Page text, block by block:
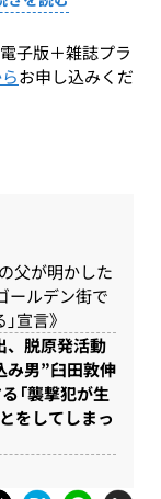
子版＋雑誌プラ
お申し込みくだ
父が明かした
ールデン街で
宣言》
、脱原発活動
男”臼田敦伸
「襲撃犯が生
をしてしまっ